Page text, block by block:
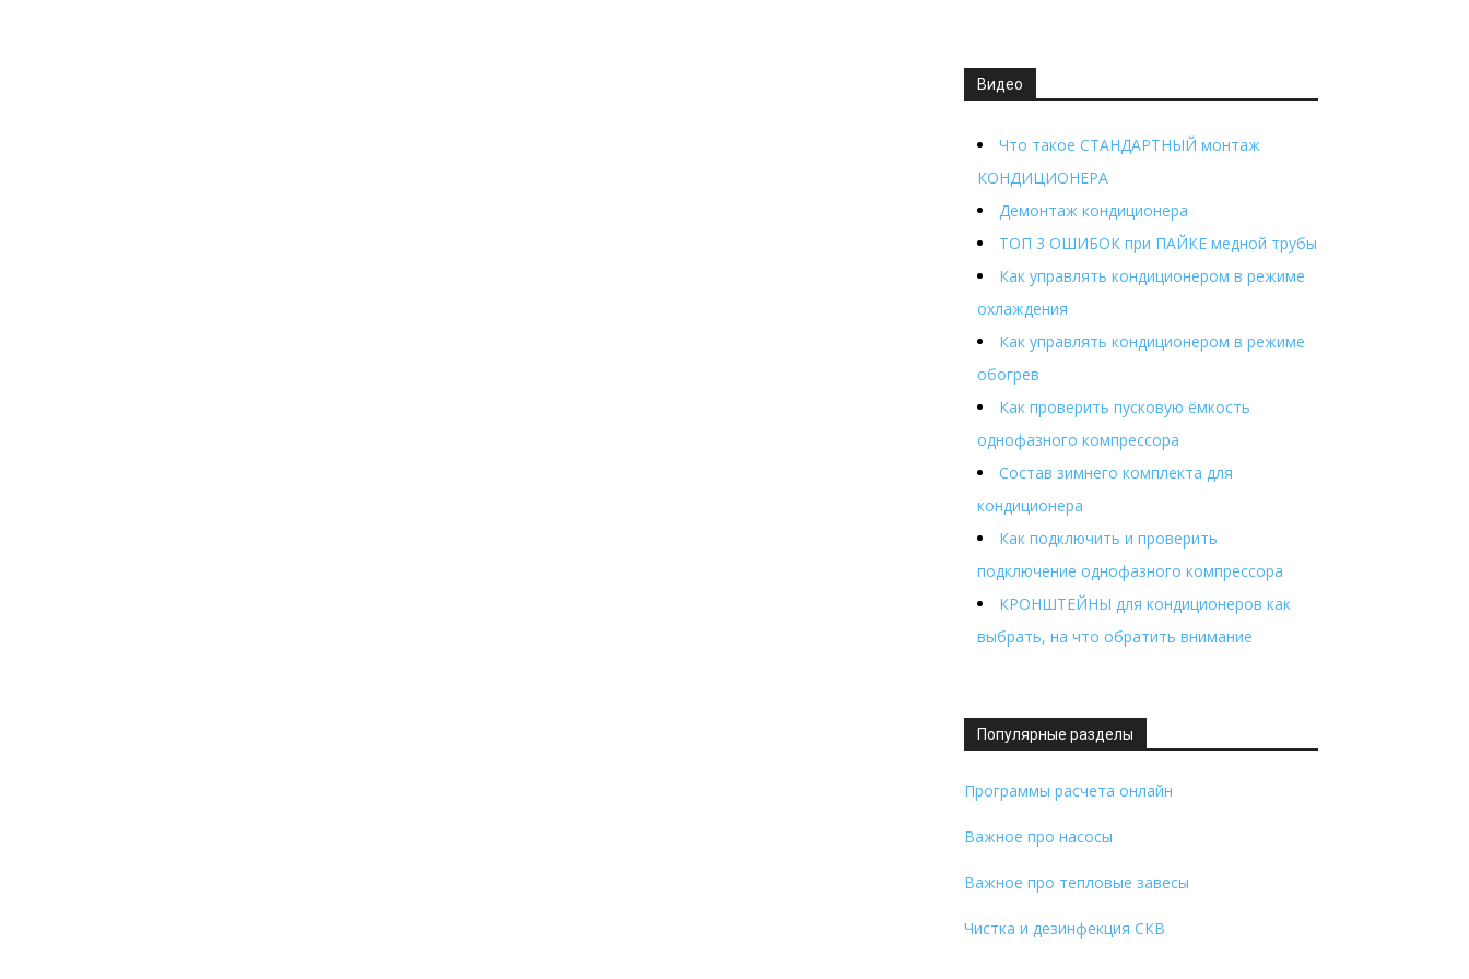
Видео
Что такое СТАНДАРТНЫЙ монтаж
КОНДИЦИОНЕРА
Демонтаж кондиционера
ТОП 3 ОШИБОК при ПАЙКЕ медной трубы
Как управлять кондиционером в режиме
охлаждения
Как управлять кондиционером в режиме
обогрев
Как проверить пусковую ёмкость
однофазного компрессора
Состав зимнего комплекта для
кондиционера
Как подключить и проверить
подключение однофазного компрессора
КРОНШТЕЙНЫ для кондиционеров как
выбрать, на что обратить внимание
Популярные разделы
Программы расчета онлайн
Важное про насосы
Важное про тепловые завесы
Чистка и дезинфекция СКВ